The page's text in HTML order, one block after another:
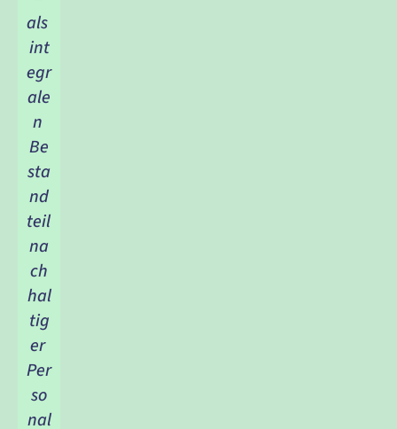
als
int
egr
ale
n
Be
sta
nd
teil
na
ch
hal
tig
er
Per
so
nal